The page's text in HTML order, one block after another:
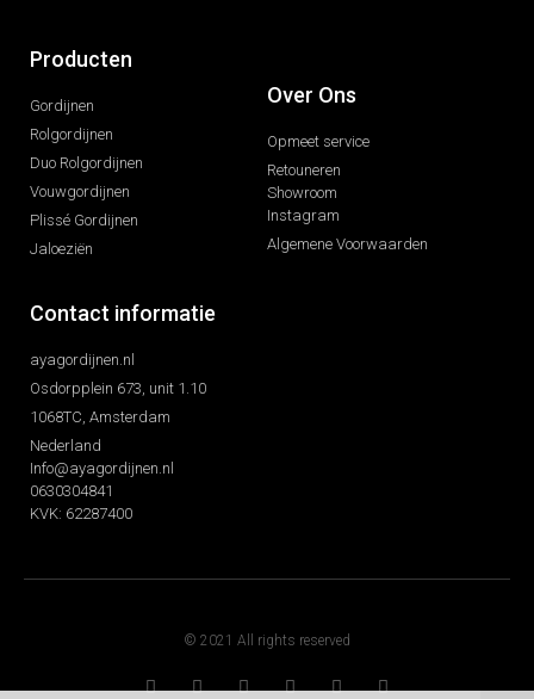
Producten
Gordijnen
Rolgordijnen
Duo Rolgordijnen
Vouwgordijnen
Plissé Gordijnen
Jaloeziën
Over Ons
Opmeet service
Retouneren
Showroom
Instagram
Algemene Voorwaarden
Contact informatie
ayagordijnen.nl
Osdorpplein 673, unit 1.10
1068TC, Amsterdam
Nederland
Info@ayagordijnen.nl
0630304841
KVK: 62287400
© 2021 All rights reserved